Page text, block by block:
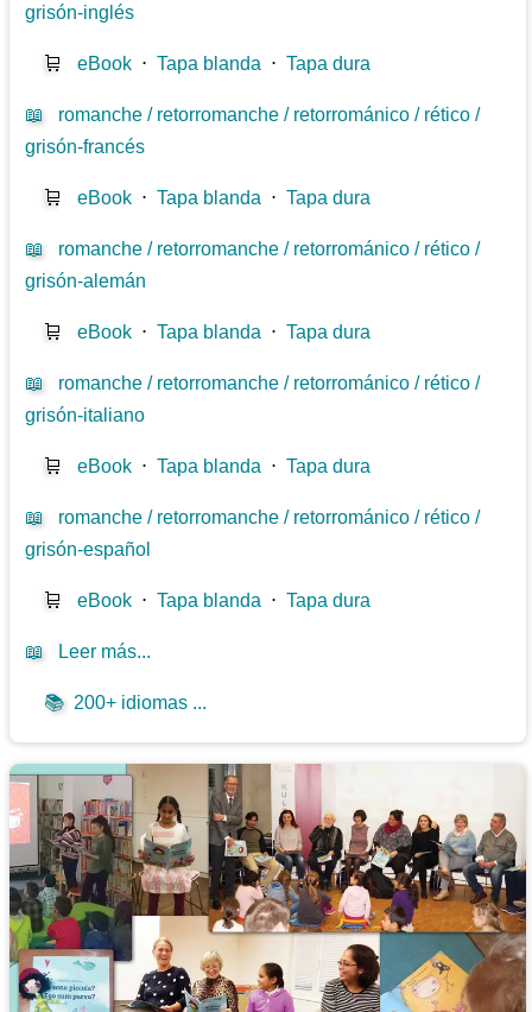
grisón-inglés
🛒 eBook ⋅Tapa blanda ⋅Tapa dura
📖
romanche / retorromanche / retorrománico / rético /
grisón-francés
🛒 eBook ⋅Tapa blanda ⋅Tapa dura
📖
romanche / retorromanche / retorrománico / rético /
grisón-alemán
🛒 eBook ⋅Tapa blanda ⋅Tapa dura
📖
romanche / retorromanche / retorrománico / rético /
grisón-italiano
🛒 eBook ⋅Tapa blanda ⋅Tapa dura
📖
romanche / retorromanche / retorrománico / rético /
grisón-español
🛒 eBook ⋅Tapa blanda ⋅Tapa dura
📖 Leer más...
📚 200+ idiomas ...